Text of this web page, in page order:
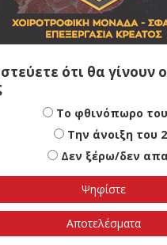
ότι θα γίνουν
Το φθινόπωρο
Την άνοιξη του
Δεν ξέρω/δεν
Αποτελέσματα